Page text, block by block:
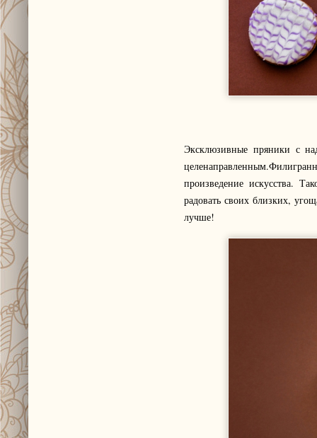
Эксклюзивные пряники с
произведение искусства.
радовать своих близких,
лучше!